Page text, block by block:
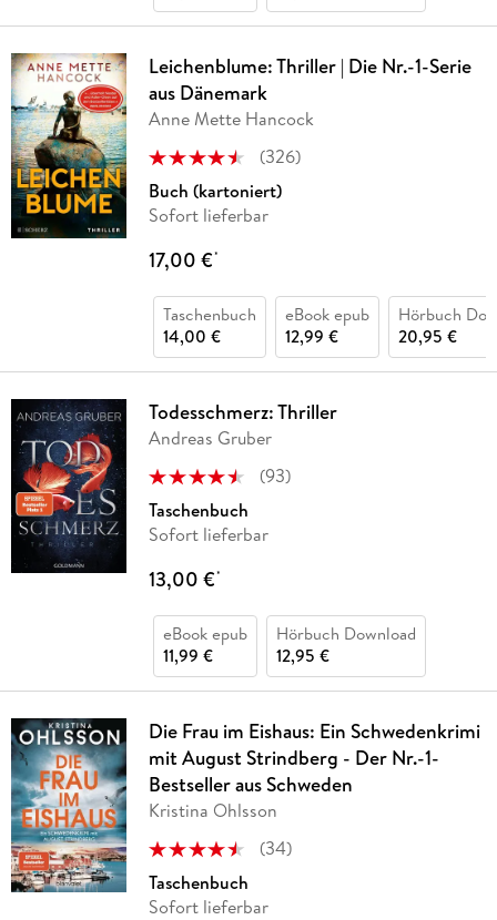
Leichenblume: Thriller | Die Nr.-1-Serie
aus Dänemark
Anne Mette Hancock
(326)
Buch (kartoniert)
Sofort lieferbar
17,00 €*
Taschenbuch
14,00 €
eBook epub
12,99 €
Hörbuch
20,95 €
Todesschmerz: Thriller
Andreas Gruber
(93)
Taschenbuch
Sofort lieferbar
13,00 €*
eBook epub
11,99 €
Hörbuch Download
12,95 €
Die Frau im Eishaus: Ein Schwedenkrimi
mit August Strindberg - Der Nr.-1-
Bestseller aus Schweden
Kristina Ohlsson
(34)
Taschenbuch
Sofort lieferbar